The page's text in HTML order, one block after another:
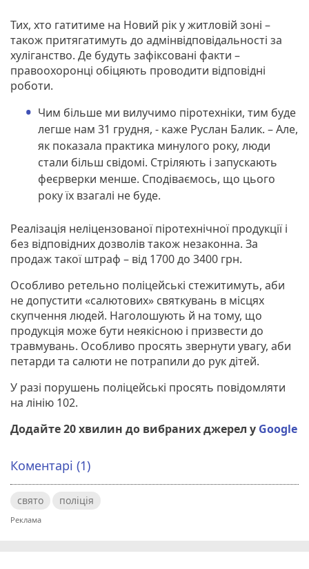
Тих, хто гатитиме на Новий рік у житловій зоні –
також притягатимуть до адмінвідповідальності за
хуліганство. Де будуть зафіксовані факти –
правоохоронці обіцяють проводити відповідні
роботи.
Чим більше ми вилучимо піротехніки, тим буде
легше нам 31 грудня, - каже Руслан Балик. – Але,
як показала практика минулого року, люди
стали більш свідомі. Стріляють і запускають
феєрверки менше. Сподіваємось, що цього
року їх взагалі не буде.
Реалізація неліцензованої піротехнічної продукції і
без відповідних дозволів також незаконна. За
продаж такої штраф – від 1700 до 3400 грн.
Особливо ретельно поліцейські стежитимуть, аби
не допустити «салютових» святкувань в місцях
скупчення людей. Наголошують й на тому, що
продукція може бути неякісною і призвести до
травмувань. Особливо просять звернути увагу, аби
петарди та салюти не потрапили до рук дітей.
У разі порушень поліцейські просять повідомляти
на лінію 102.
Додайте 20 хвилин до вибраних джерел у Google
Коментарі (1)
свято поліція